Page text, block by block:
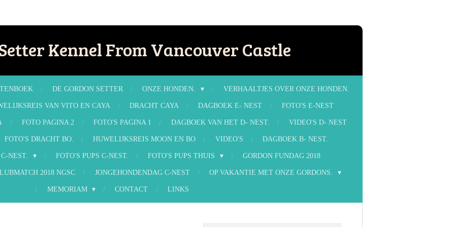
Kennel From Vancouver Castle
DE GORDON SETTER ONZE HONDEN. VERHAALTJES OVER ONZE HONDEN.
VAN VITO EN CAYA DRACHT CAYA DAGBOEK E- NEST FOTO'S E-NEST
FOTO PAGINA 2 FOTO'S PAGINA 1 DAGBOEK VAN HET D- NEST. VIDEO'S D- NEST
FOTO'S DRACHT BO. HUWELIJKSREIS MOON EN BO VIDEO'S DAGBOEK B- NEST.
NEST. FOTO'S PUPS C-NEST. FOTO'S PUPS THUIS GORDON FUNDAG 2018
2018 NGSC JONGEHONDENDAG C-NEST OP VAKANTIE MET ONZE GORDONS.
MEMORIAM CONTACT LINKS